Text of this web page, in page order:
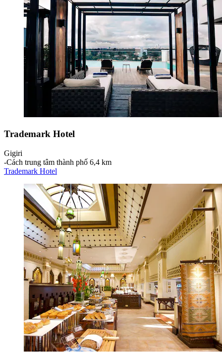
Trademark Hotel
Gigiri
‐Cách trung tâm thành phố 6,4 km
Trademark Hotel